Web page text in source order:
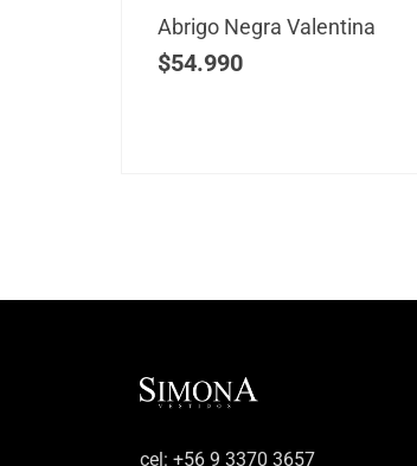
Abrigo Negra Valentina
$54.990
‎cel: +56 9 3370 3657